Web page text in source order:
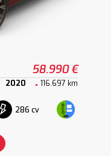
58.990 €
2020 116.697 km
286 cv